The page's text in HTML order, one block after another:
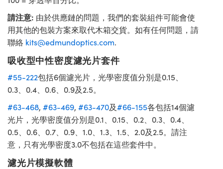
請注意: 由於供應鏈的問題，我們的套裝組件可能會使
用其他的包裝方案來取代木箱交貨。如有任何問題，請
聯絡 kits@edmundoptics.com.
吸收型中性密度濾光片套件
#55-222包括6個濾光片，光學密度值分別是0.15、
0.3、0.4、0.6、0.9及2.5。
#63-468, #63-469, #63-470及#66-155各包括14個濾
光片，光學密度值分別是0.1、0.15、0.2、0.3、0.4、
0.5、0.6、0.7、0.9、1.0、1.3、1.5、2.0及2.5。請注
意，只有光學密度3.0不包括在這些套件中。
濾光片模擬軟體